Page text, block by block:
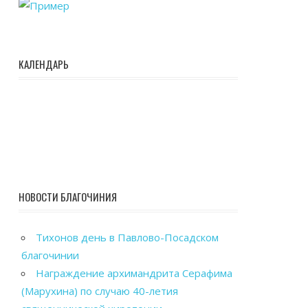
КАЛЕНДАРЬ
НОВОСТИ БЛАГОЧИНИЯ
Тихонов день в Павлово-Посадском
благочинии
Награждение архимандрита Серафима
(Марухина) по случаю 40-летия